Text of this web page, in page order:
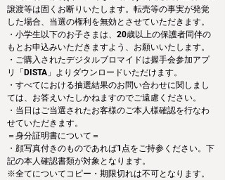
譲渡等は固くお断りいたします。転売等の事実が発覚
した場合、当選の権利を無効とさせていただきます。
・小学生以下のお子さまは、20歳以上の保護者同伴の
もとお申込みいただきますよう、お願いいたします。
・ご購入されたデジタルブロマイドは握手会参加アプ
リ「DISTA」よりダウンロードいただけます。
・すべてにおける抽選結果のお問い合わせに関しまし
ては、お答えいたしかねますのでご遠慮ください。
・当日はご当選されたお客様のご本人様確認を行なわ
せていただきます。
＝身分証明書について＝
・顔写真付きのものであれば1点をご持参ください。下
記の本人確認書類が対象となります。
※全てについてコピー・期限切れは不可となります。